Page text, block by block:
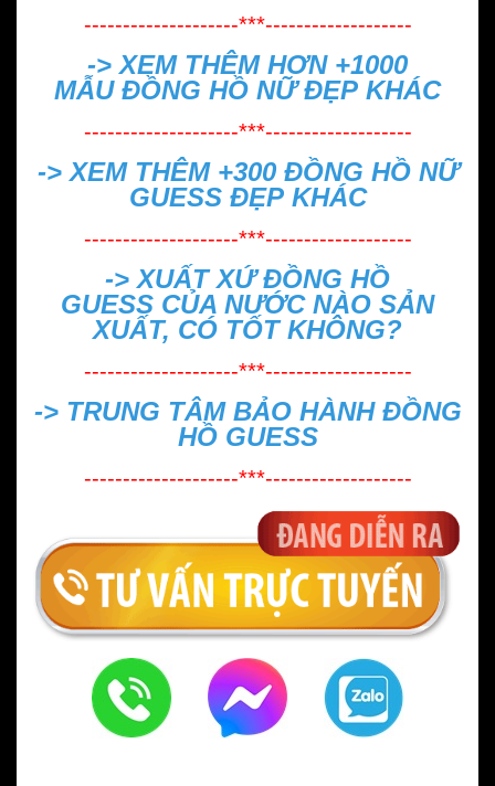
--------------------***-------------------
-> XEM THÊM HƠN +1000
MẪU ĐỒNG HỒ NỮ ĐẸP KHÁC
--------------------***-------------------
-> XEM THÊM +300 ĐỒNG HỒ NỮ
GUESS ĐẸPKHÁC
--------------------***-------------------
->XUẤT XỨ ĐỒNG HỒ
GUESS CỦA NƯỚC NÀO SẢN
XUẤT, CÓ TỐT KHÔNG?
--------------------***-------------------
-> TRUNG TÂM BẢO HÀNH ĐỒNG
HỒ GUESS
--------------------***-------------------